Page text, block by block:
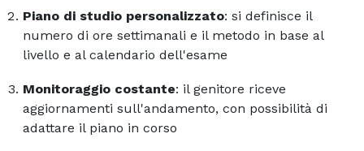
Piano di studio personalizzato: si definisce il
numero di ore settimanali e il metodo in base al
livello e al calendario dell'esame
Monitoraggio costante: il genitore riceve
aggiornamenti sull'andamento, con possibilità di
adattare il piano in corso